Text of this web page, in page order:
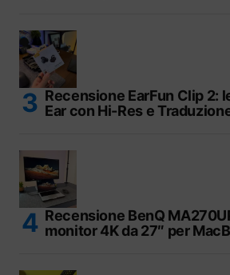
Recensione EarFun Clip 2:
Ear con Hi-Res e
Recensione BenQ
monitor 4K da 27″ per